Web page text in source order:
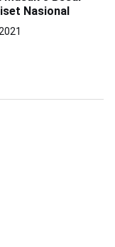
Nasional